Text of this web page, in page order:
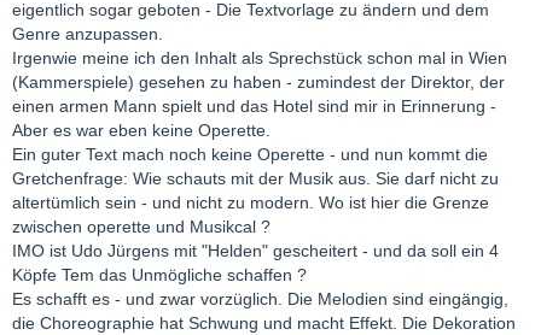
eigentlich sogar geboten - Die Textvorlage zu ändern und dem
Genre anzupassen.
Irgenwie meine ich den Inhalt als Sprechstück schon mal in Wien
(Kammerspiele) gesehen zu haben - zumindest der Direktor, der
einen armen Mann spielt und das Hotel sind mir in Erinnerung -
Aber es war eben keine Operette.
Ein guter Text mach noch keine Operette - und nun kommt die
Gretchenfrage: Wie schauts mit der Musik aus. Sie darf nicht zu
altertümlich sein - und nicht zu modern. Wo ist hier die Grenze
zwischen operette und Musikcal ?
IMO ist Udo Jürgens mit "Helden" gescheitert - und da soll ein 4
Köpfe Tem das Unmögliche schaffen ?
Es schafft es - und zwar vorzüglich. Die Melodien sind eingängig,
die Choreographie hat Schwung und macht Effekt. Die Dekoration